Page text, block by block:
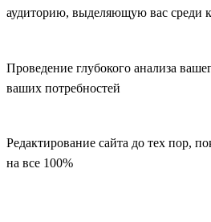
аудиторию, выделяющую вас среди
Проведение глубокого анализа
ваших потребностей
Редактирование сайта до тех пор,
на все 100%